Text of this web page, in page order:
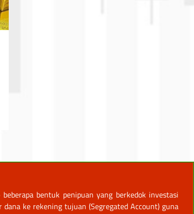
bentuk penipuan yang berkedok investasi
ke rekening tujuan (Segregated Account) guna